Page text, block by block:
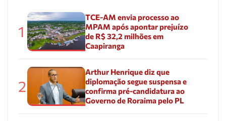
1
TCE-AM envia processo ao
MPAM após apontar prejuízo
de R$ 32,2 milhões em
Caapiranga
2
Arthur Henrique diz que
diplomação segue suspensa e
confirma pré-candidatura ao
Governo de Roraima pelo PL